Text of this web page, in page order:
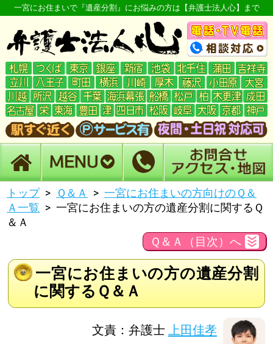
一宮にお住まいで『遺産分割』にお悩みの方は【弁護士法人心】まで
トップ Ｑ＆Ａ
一宮にお住まいの方向けのＱ＆
Ａ一覧
一宮にお住まいの方の遺産分割に関するＱ
＆Ａ
Ｑ＆Ａ（目次）へ
一宮にお住まいの方の遺産分割
に関するＱ＆Ａ
文責：弁護士 上田佳孝